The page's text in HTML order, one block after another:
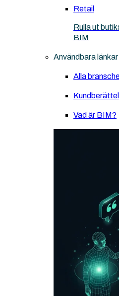
Retail
Rulla ut
BIM
Användbara länkar
Alla
Vad är BIM?